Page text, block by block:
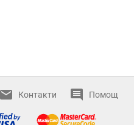
Контакти Помощ